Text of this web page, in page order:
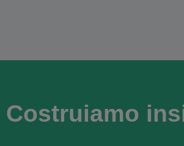
Costruiamo